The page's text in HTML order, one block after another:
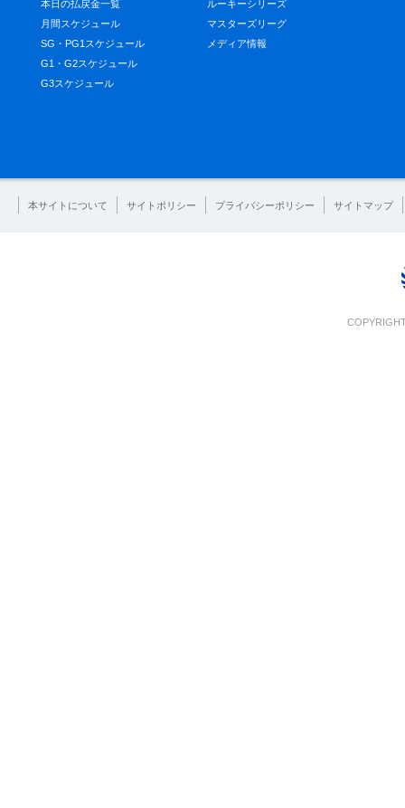
本日の払戻金一覧
月間スケジュール
SG・PG1スケジュール
G1・G2スケジュール
G3スケジュール
ルーキーシリーズ
マスターズリーグ
メディア情報
本サイトについて サイトポリシー プライバシーポリシー サイトマップ